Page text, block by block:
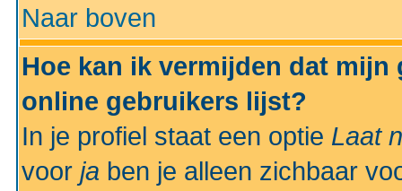
Naar boven
Hoe kan ik vermijden dat
online gebruikers lijst?
In je profiel staat een optie Laat
voor ja ben je alleen zichbaar